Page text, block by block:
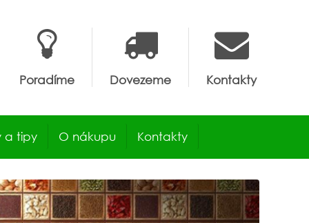
Kontakty
Dovezeme
Poradíme
a tipy O nákupu Kontakty